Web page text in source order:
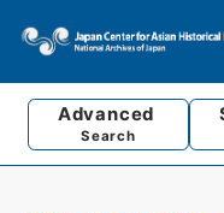
Advanced
Search